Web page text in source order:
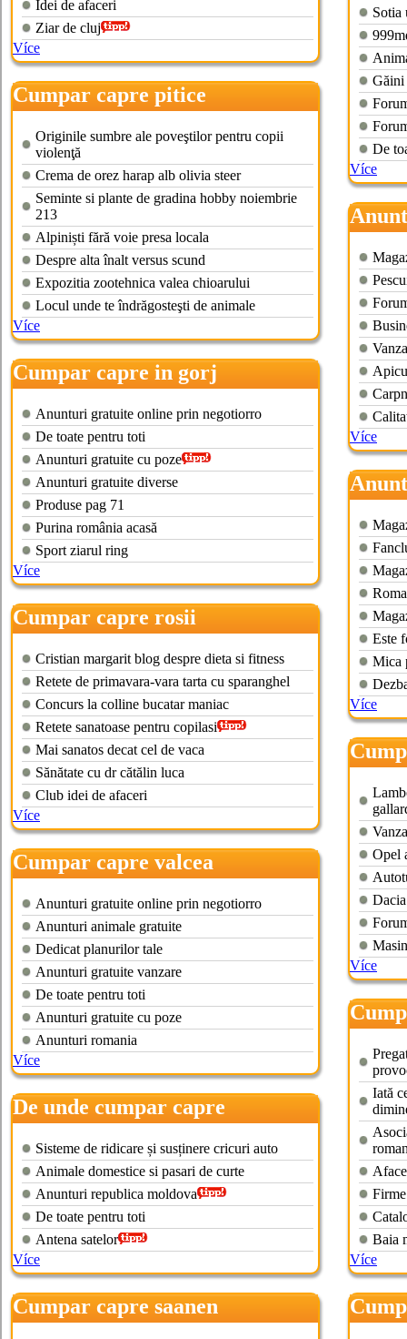
Idei de afaceri
Ziar de cluj
Více
Cumpar capre pitice
Originile sumbre ale poveştilor pentru copii
violenţă
Crema de orez harap alb olivia steer
Seminte si plante de gradina hobby noiembrie
213
Alpiniști fără voie presa locala
Despre alta înalt versus scund
Expozitia zootehnica valea chioarului
Locul unde te îndrăgosteşti de animale
Více
Cumpar capre in gorj
Anunturi gratuite online prin negotiorro
De toate pentru toti
Anunturi gratuite cu poze
Anunturi gratuite diverse
Produse pag 71
Purina românia acasă
Sport ziarul ring
Více
Cumpar capre rosii
Cristian margarit blog despre dieta si fitness
Retete de primavara-vara tarta cu sparanghel
Concurs la colline bucatar maniac
Retete sanatoase pentru copilasi
Mai sanatos decat cel de vaca
Sănătate cu dr cătălin luca
Club idei de afaceri
Více
Cumpar capre valcea
Anunturi gratuite online prin negotiorro
Anunturi animale gratuite
Dedicat planurilor tale
Anunturi gratuite vanzare
De toate pentru toti
Anunturi gratuite cu poze
Anunturi romania
Více
De unde cumpar capre
Sisteme de ridicare și susținere cricuri auto
Animale domestice si pasari de curte
Anunturi republica moldova
De toate pentru toti
Antena satelor
Více
Cumpar capre saanen
Sotia
Găini
De
Více
Více
Este
Mica
Více
Opel
Více
Iată
Baia
Více